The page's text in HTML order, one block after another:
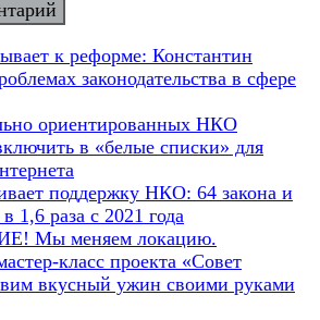
к реформе: Константин
законодательства в сфере
ориентированных НКО
в «белые списки» для
поддержку НКО: 64 закона и
1,6 раза с 2021 года
Мы меняем локацию.
класс проекта «Совет
вкусный ужин своими руками